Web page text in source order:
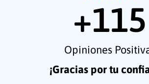
Opiniones
+115
¡Gracias por tu